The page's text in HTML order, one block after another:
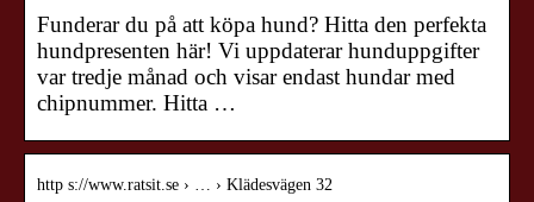
Funderar du på att köpa hund? Hitta den perfekta
hundpresenten här! Vi uppdaterar hunduppgifter
var tredje månad och visar endast hundar med
chipnummer. Hitta …
http s://www.ratsit.se › … › Klädesvägen 32